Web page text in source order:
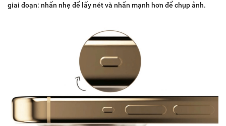
giai đoạn: nhấn nhẹ để lấy nét và nhấn mạnh hơn để chụp ảnh.